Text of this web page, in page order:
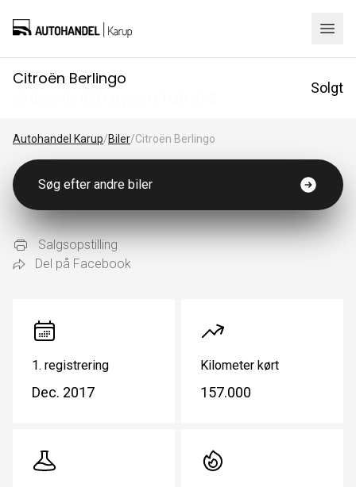
Citroën Berlingo Solgt
Autohandel Karup/Biler/Citroën Berlingo
Søg efter andre biler
Salgsopstilling
Del på Facebook
1. registrering
Dec. 2017
Kilometer kørt
157.000